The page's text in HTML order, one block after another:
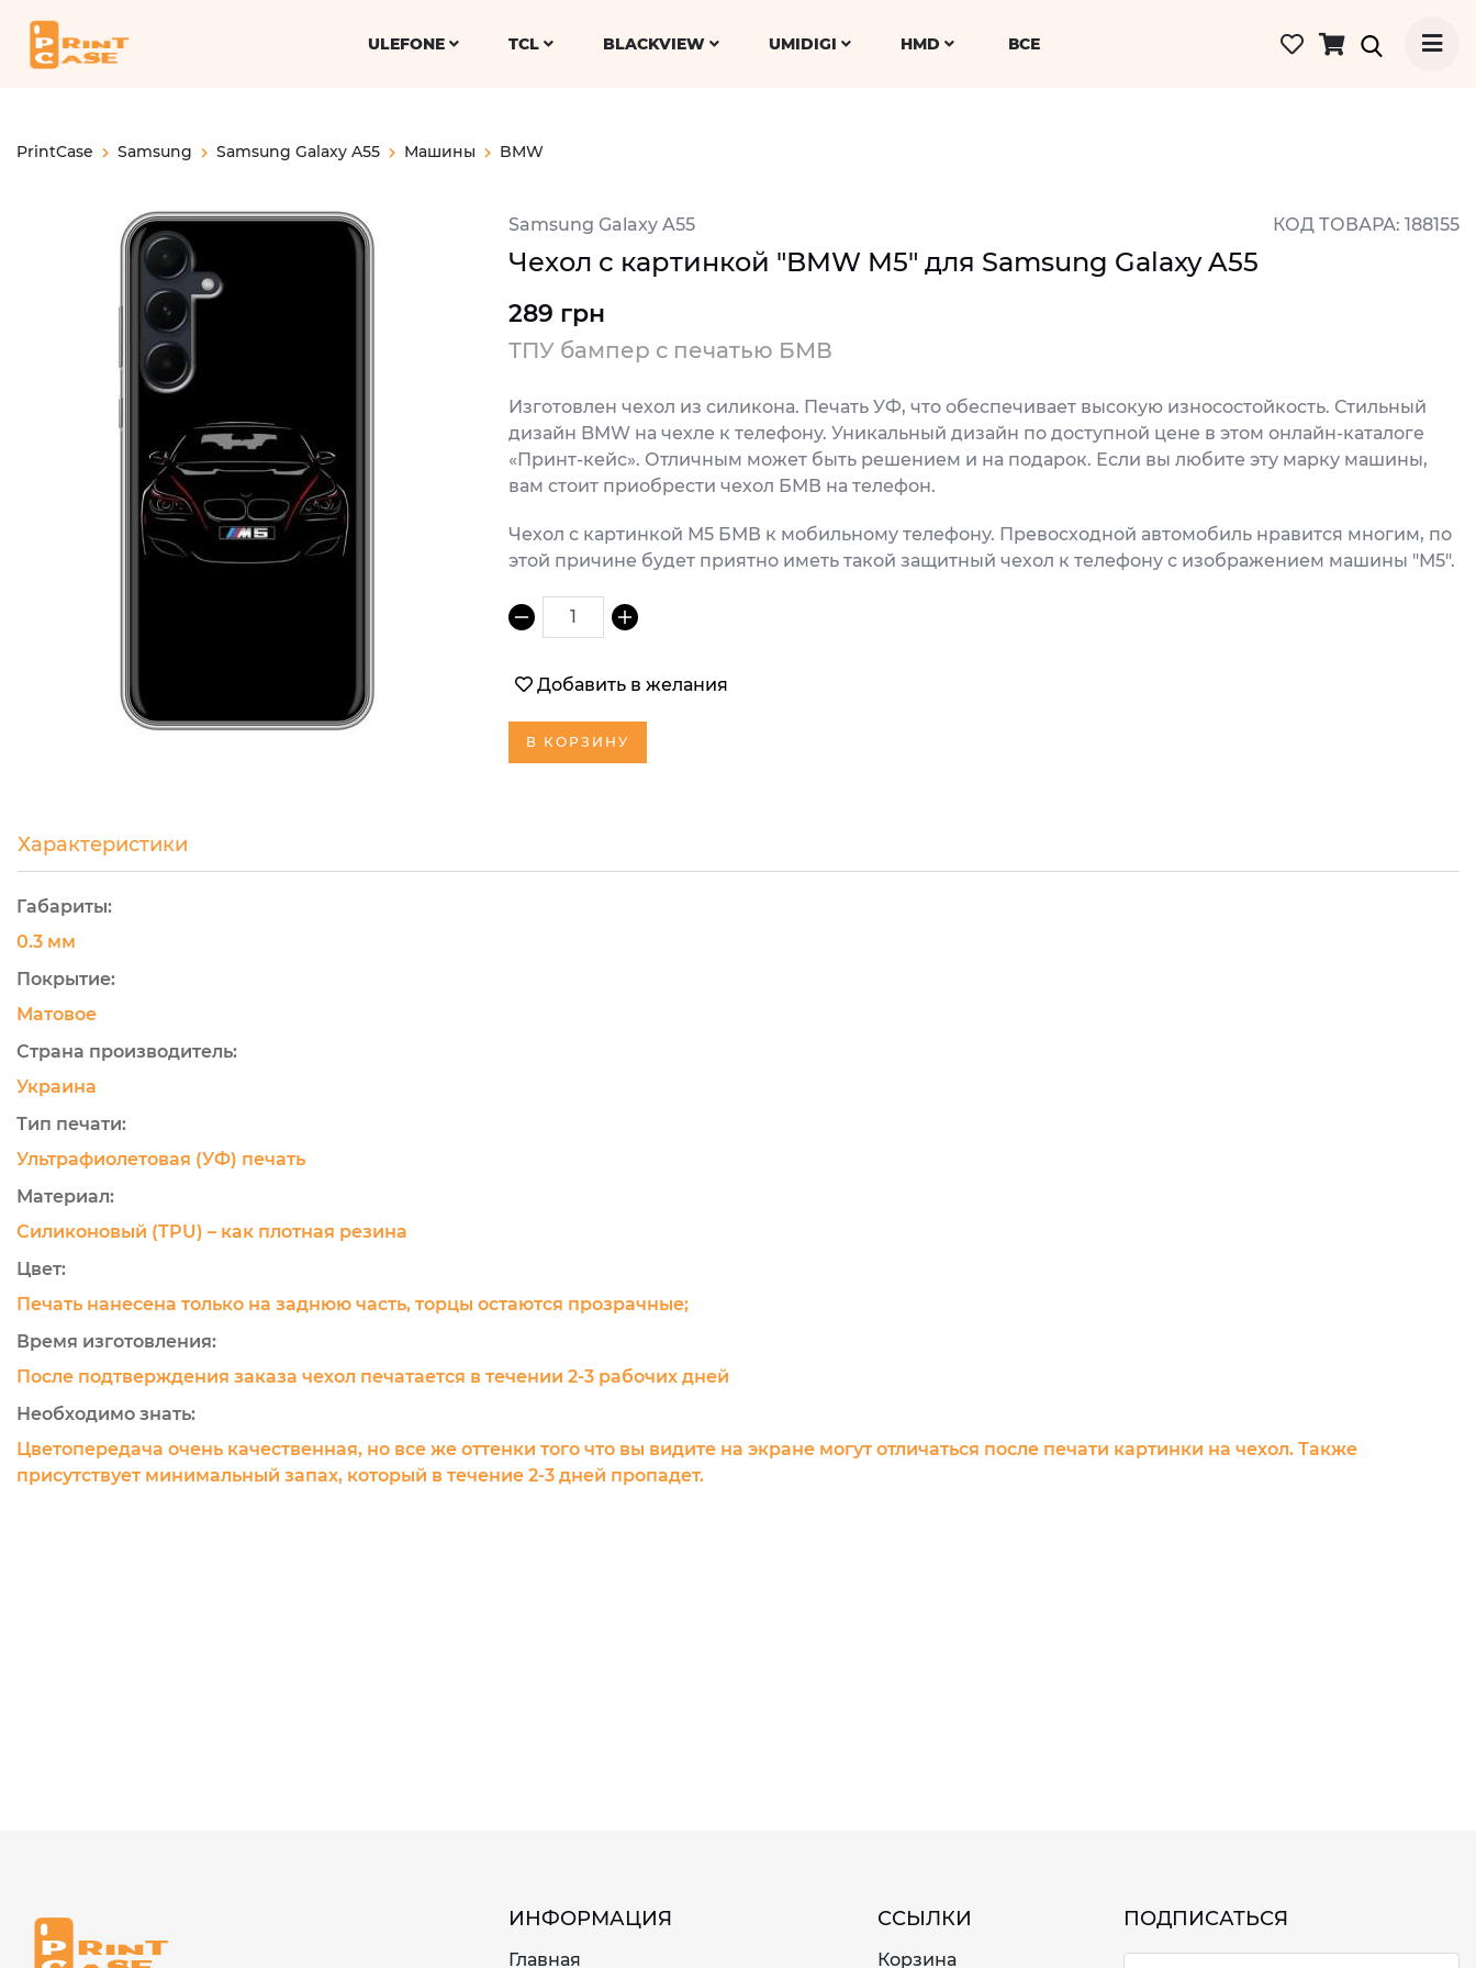
ULEFONE TCL BLACKVIEW UMIDIGI HMD ВСЕ
PrintCase Samsung Samsung Galaxy A55 Машины BMW
Samsung Galaxy A55 КОД ТОВАРА: 188155
Чехол с картинкой "BMW M5" для Samsung Galaxy A55
289 грн
ТПУ бампер с печатью БМВ
Изготовлен чехол из силикона. Печать УФ, что обеспечивает высокую износостойкость. Стильный
дизайн BMW на чехле к телефону. Уникальный дизайн по доступной цене в этом онлайн-каталоге
«Принт-кейс». Отличным может быть решением и на подарок. Если вы любите эту марку машины,
вам стоит приобрести чехол БМВ на телефон.
Чехол с картинкой М5 БМВ к мобильному телефону. Превосходной автомобиль нравится многим, по
этой причине будет приятно иметь такой защитный чехол к телефону с изображением машины "М5".
1
Добавить в желания
В КОРЗИНУ
Характеристики
Габариты:
0.3 мм
Покрытие:
Матовое
Страна производитель:
Украина
Тип печати:
Ультрафиолетовая (УФ) печать
Материал:
Силиконовый (TPU) – как плотная резина
Цвет:
Печать нанесена только на заднюю часть, торцы остаются прозрачные;
Время изготовления:
После подтверждения заказа чехол печатается в течении 2-3 рабочих дней
Необходимо знать:
Цветопередача очень качественная, но все же оттенки того что вы видите на экране могут отличаться после печати картинки на чехол. Также
присутствует минимальный запах, который в течение 2-3 дней пропадет.
ИНФОРМАЦИЯ
Главная
ССЫЛКИ
Корзина
ПОДПИСАТЬСЯ